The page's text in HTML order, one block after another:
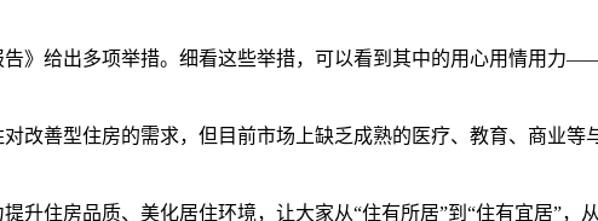
给出多项举措。细看这些举措，可以看到其中的用心用情用力
善型住房的需求，但目前市场上缺乏成熟的医疗、教育、商业等
房品质、美化居住环境，让大家从“住有所居”到“住有宜居”，从